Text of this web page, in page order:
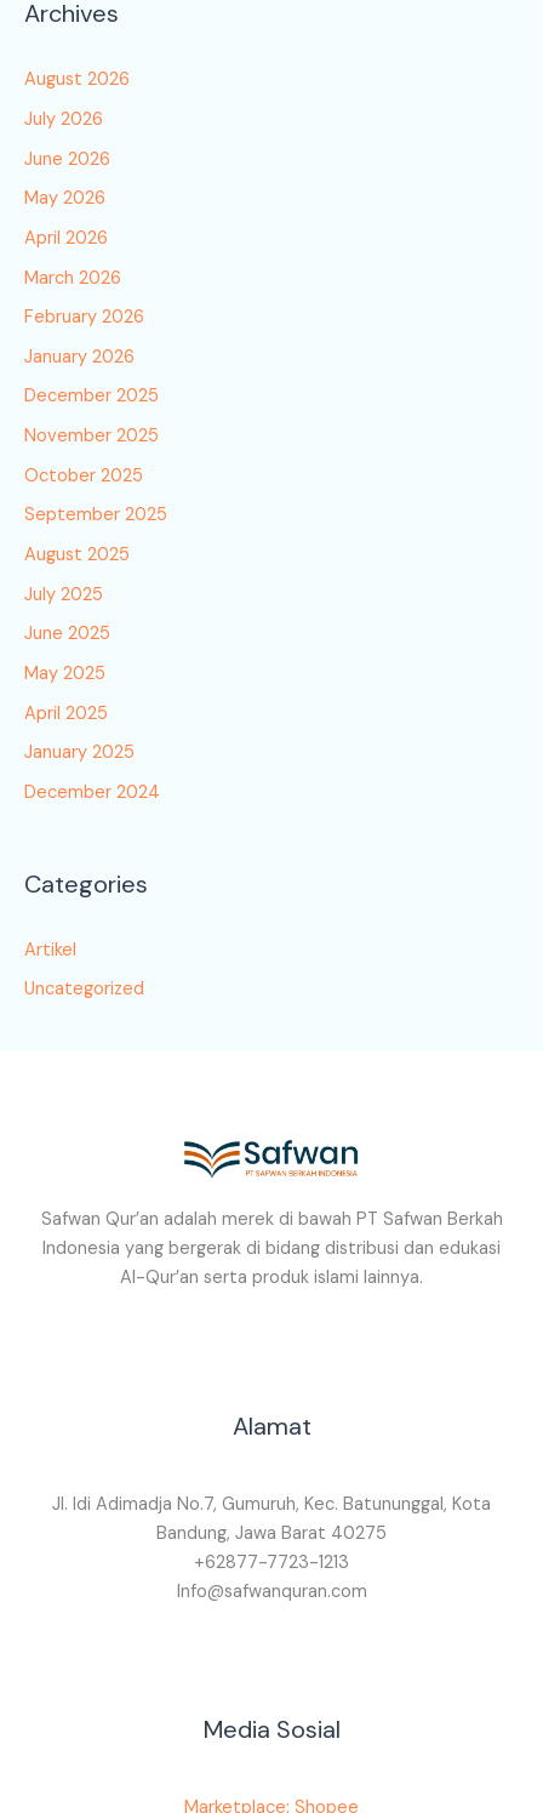
Archives
August 2026
July 2026
June 2026
May 2026
April 2026
March 2026
February 2026
January 2026
December 2025
November 2025
October 2025
September 2025
August 2025
July 2025
June 2025
May 2025
April 2025
January 2025
December 2024
Categories
Artikel
Uncategorized
Safwan Qur’an adalah merek di bawah PT Safwan Berkah
Indonesia yang bergerak di bidang distribusi dan edukasi
Al-Qur’an serta produk islami lainnya.
Alamat
Jl. Idi Adimadja No.7, Gumuruh, Kec. Batununggal, Kota
Bandung, Jawa Barat 40275
+62877-7723-1213
Info@safwanquran.com
Media Sosial
Marketplace: Shopee